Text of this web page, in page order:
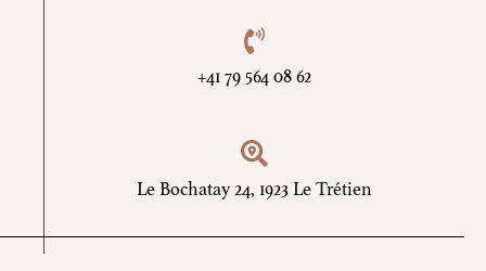
+41 79 564 08 62
Le Bochatay 24, 1923 Le Trétien